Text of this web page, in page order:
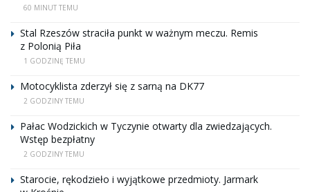
60 MINUT TEMU
Stal Rzeszów straciła punkt w ważnym meczu. Remis
z Polonią Piła
1 GODZINĘ TEMU
Motocyklista zderzył się z sarną na DK77
2 GODZINY TEMU
Pałac Wodzickich w Tyczynie otwarty dla zwiedzających.
Wstęp bezpłatny
2 GODZINY TEMU
Starocie, rękodzieło i wyjątkowe przedmioty. Jarmark